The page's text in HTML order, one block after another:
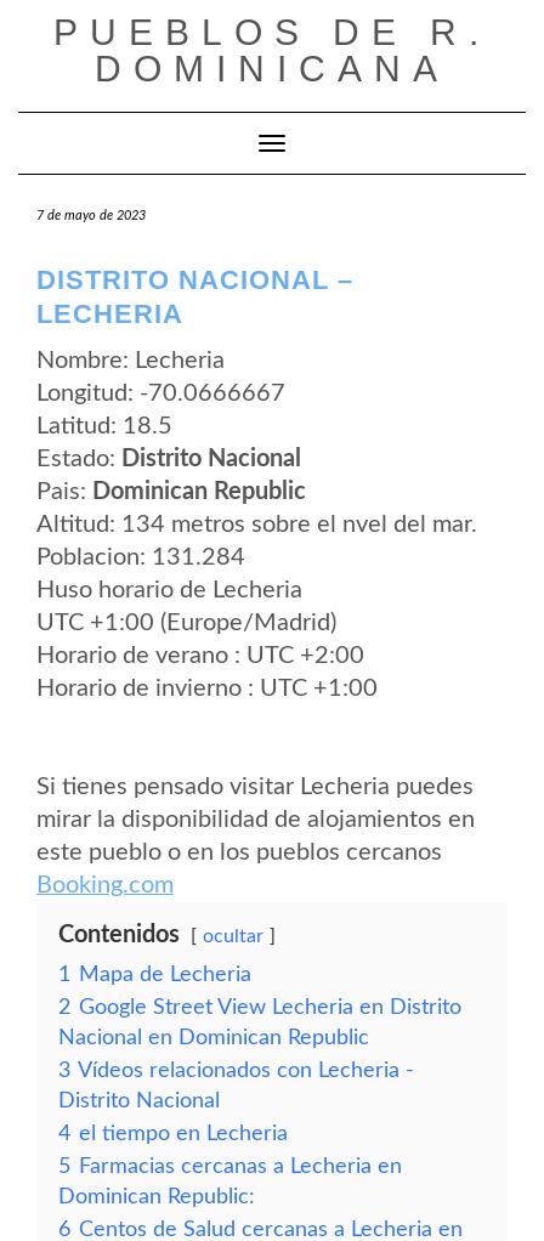
PUEBLOS DE R.
DOMINICANA
Cambiar modo de navegación
7 de mayo de 2023
DISTRITO NACIONAL –
LECHERIA
Nombre: Lecheria
Longitud: -70.0666667
Latitud: 18.5
Estado: Distrito Nacional
Pais: Dominican Republic
Altitud: 134 metros sobre el nvel del mar.
Poblacion: 131.284
Huso horario de Lecheria
UTC +1:00 (Europe/Madrid)
Horario de verano : UTC +2:00
Horario de invierno : UTC +1:00
Si tienes pensado visitar Lecheria puedes
mirar la disponibilidad de alojamientos en
este pueblo o en los pueblos cercanos
Booking.com
Contenidos ocultar
1
Mapa de Lecheria
2 Google Street View Lecheria en Distrito
Nacional en Dominican Republic
3 Vídeos relacionados con Lecheria -
Distrito Nacional
4 el tiempo en Lecheria
5 Farmacias cercanas a Lecheria en
Dominican Republic:
6 Centos de Salud cercanas a Lecheria en